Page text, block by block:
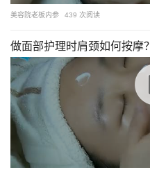
美容院老板内参 439 次阅读
做面部护理时肩颈如何按摩？